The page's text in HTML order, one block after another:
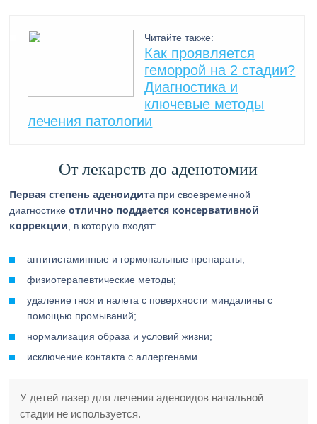
Читайте также:
Как проявляется
геморрой на 2 стадии?
Диагностика и
ключевые методы
лечения патологии
От лекарств до аденотомии
Первая степень аденоидита при своевременной
диагностикеотлично поддается консервативной
коррекции , в которую входят:
антигистаминные и гормональные препараты;
физиотерапевтические методы;
удаление гноя и налета с поверхности миндалины с
помощью промываний;
нормализация образа и условий жизни;
исключение контакта с аллергенами.
У детей лазер для лечения аденоидов начальной
стадии не используется.